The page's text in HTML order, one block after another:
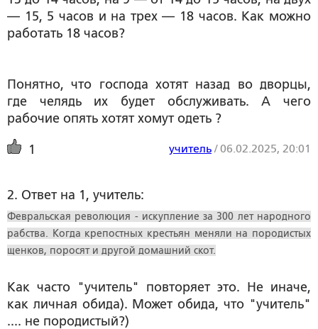
— 15, 5 часов и на трех — 18 часов. Как можно
работать 18 часов?
Понятно, что господа хотят назад во дворцы,
где челядь их будет обслуживать. А чего
рабочие опять хотят хомут одеть ?
1 учитель /06.02.2025, 20:01
2. Ответ на 1, учитель:
Февральская революция - искупление за 300 лет народного
рабства. Когда крепостных крестьян меняли на породистых
щенков, поросят и другой домашний скот.
Как часто "учитель" повторяет это. Не иначе,
как личная обида). Может обида, что "учитель"
.... не породистый?)